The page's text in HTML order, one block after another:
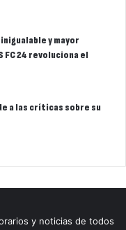
y mayor
FC 24 revoluciona el
a las críticas sobre su
y noticias de todos